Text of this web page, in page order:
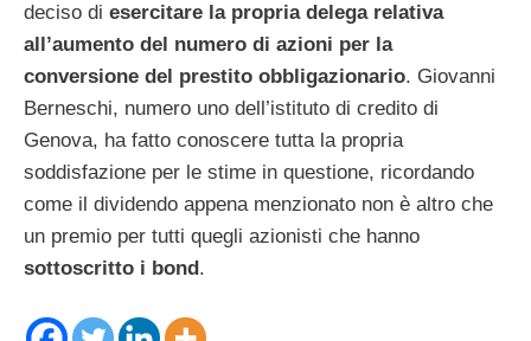
deciso di esercitare la propria delega relativa
all’aumento del numero di azioni per la
conversione del prestito obbligazionario. Giovanni
Berneschi, numero uno dell’istituto di credito di
Genova, ha fatto conoscere tutta la propria
soddisfazione per le stime in questione, ricordando
come il dividendo appena menzionato non è altro che
un premio per tutti quegli azionisti che hanno
sottoscritto i bond .